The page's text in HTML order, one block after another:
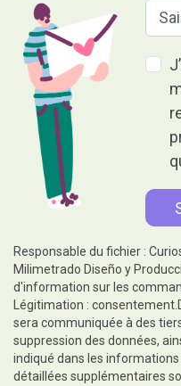
Responsable du fichier :
Milimetrado Diseño y
d'information sur les
Légitimation :
sera communiquée à des
suppression des données,
indiqué dans les
détaillées supplémentaires